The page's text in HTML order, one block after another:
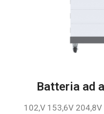
Batteria ad
102,V 153,6V